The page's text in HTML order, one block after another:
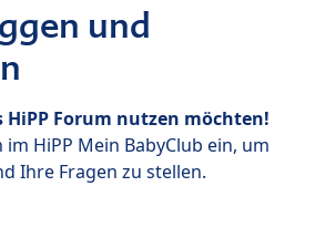
und
HiPP Forum nutzen möchten!
HiPP Mein BabyClub ein, um
Ihre Fragen zu stellen.